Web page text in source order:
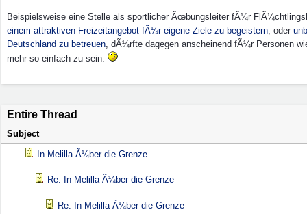
Beispielsweise eine Stelle als sportlicher Ãœbungsleiter fÃ¼r
einem attraktiven Freizeitangebot fÃ¼r eigene Ziele zu begeistern, oder
Deutschland zu betreuen, dÃ¼rfte dagegen anscheinend fÃ¼r Personen
mehr so einfach zu sein.
Entire Thread
Subject
In Melilla Ã¼ber die Grenze
Re: In Melilla Ã¼ber die Grenze
Re: In Melilla Ã¼ber die Grenze